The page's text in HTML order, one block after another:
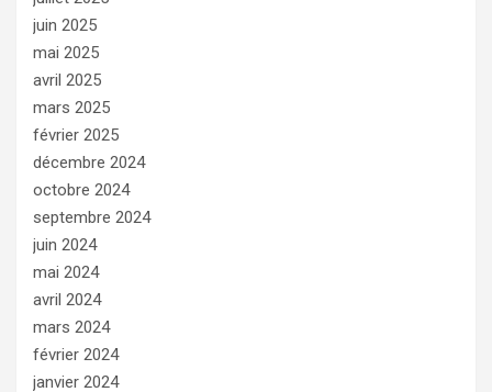
juin 2025
mai 2025
avril 2025
mars 2025
février 2025
décembre 2024
octobre 2024
septembre 2024
juin 2024
mai 2024
avril 2024
mars 2024
février 2024
janvier 2024